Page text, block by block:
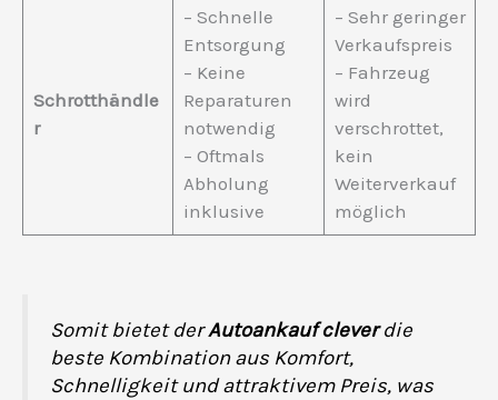
Schrotthändle
r
– Schnelle
Entsorgung
– Keine
Reparaturen
notwendig
– Oftmals
Abholung
inklusive
– Sehr geringer
Verkaufspreis
– Fahrzeug
wird
verschrottet,
kein
Weiterverkauf
möglich
Somit bietet derAutoankauf cleverdie
beste Kombination aus Komfort,
Schnelligkeit und attraktivem Preis, was